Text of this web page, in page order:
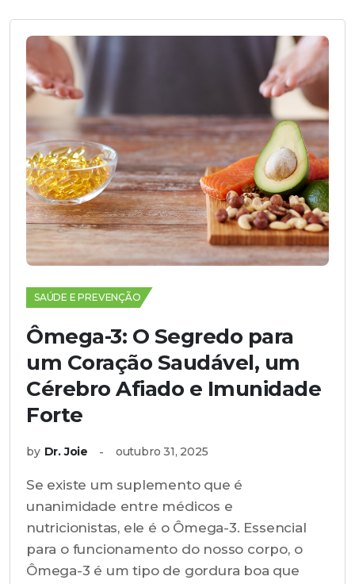
SAÚDE E PREVENÇÃO
Ômega-3: O Segredo para
um Coração Saudável, um
Cérebro Afiado e Imunidade
Forte
by Dr. Joie outubro 31, 2025
Se existe um suplemento que é
unanimidade entre médicos e
nutricionistas, ele é o Ômega-3. Essencial
para o funcionamento do nosso corpo, o
Ômega-3 é um tipo de gordura boa que